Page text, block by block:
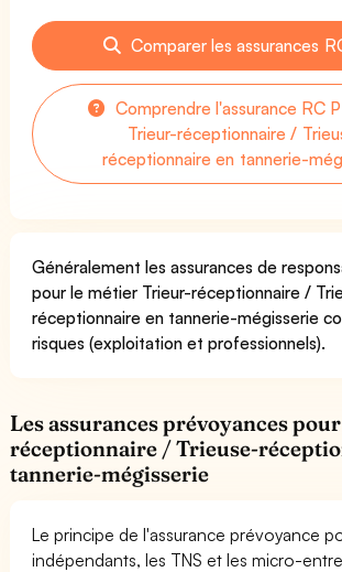
Comparer les assurances
Comprendre l'assurance RC
Trieur-réceptionnaire /
réceptionnaire en tannerie-
Généralement les assurances de
pour le métier Trieur-réceptionnaire /
réceptionnaire en tannerie-mégisserie
risques (exploitation et professionnels).
Les assurances prévoyances
réceptionnaire / Trieuse-
tannerie-mégisserie
Le principe de l'assurance prévoyance
indépendants, les TNS et les micro-